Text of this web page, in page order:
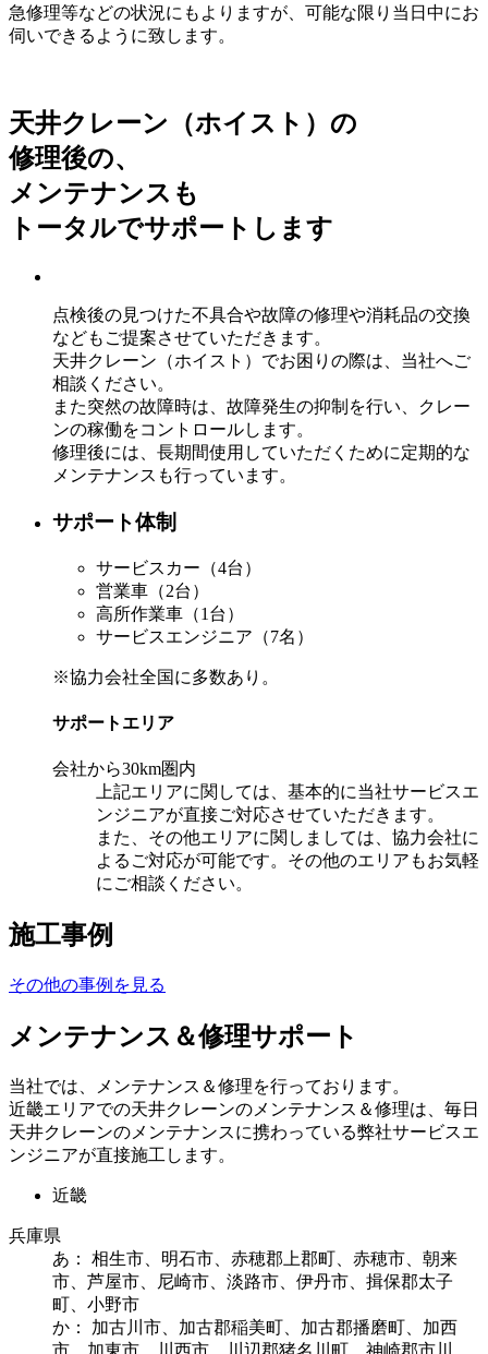
急修理等などの状況にもよりますが、可能な限り当日中にお
伺いできるように致します。
天井クレーン（ホイスト）の
修理後の、
メンテナンスも
トータルでサポートします
点検後の見つけた不具合や故障の修理や消耗品の交換
などもご提案させていただきます。
天井クレーン（ホイスト）でお困りの際は、当社へご
相談ください。
また突然の故障時は、故障発生の抑制を行い、クレー
ンの稼働をコントロールします。
修理後には、長期間使用していただくために定期的な
メンテナンスも行っています。
サポート体制
サービスカー（4台）
営業車（2台）
高所作業車（1台）
サービスエンジニア（7名）
※協力会社全国に多数あり。
サポートエリア
会社から30km圏内
上記エリアに関しては、基本的に当社サービスエ
ンジニアが直接ご対応させていただきます。
また、その他エリアに関しましては、協力会社に
よるご対応が可能です。その他のエリアもお気軽
にご相談ください。
施工事例
その他の事例を見る
メンテナンス＆修理サポート
当社では、メンテナンス＆修理を行っております。
近畿エリアでの天井クレーンのメンテナンス＆修理は、毎日
天井クレーンのメンテナンスに携わっている弊社サービスエ
ンジニアが直接施工します。
近畿
兵庫県
あ： 相生市、明石市、赤穂郡上郡町、赤穂市、朝来
市、芦屋市、尼崎市、淡路市、伊丹市、揖保郡太子
町、小野市
か： 加古川市、加古郡稲美町、加古郡播磨町、加西
市、加東市、川西市、川辺郡猪名川町、神崎郡市川